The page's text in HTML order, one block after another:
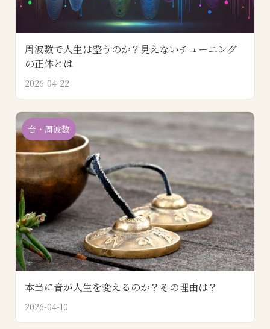
周波数で人生は整うのか？見えないチューニング
の正体とは
2026-04-22
音・周波数
本当に音が人生を変えるのか？その理由は？
2026-04-10